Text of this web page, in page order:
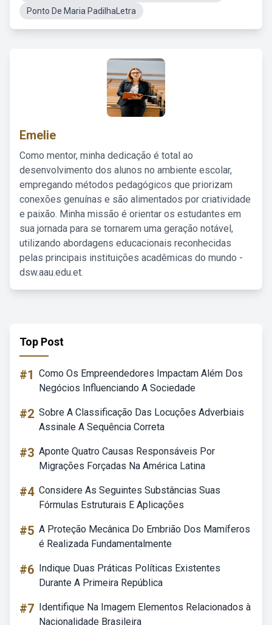
Ponto De Maria PadilhaLetra
Emelie
Como mentor, minha dedicação é total ao
desenvolvimento dos alunos no ambiente escolar,
empregando métodos pedagógicos que priorizam
conexões genuínas e são alimentados por criatividade
e paixão. Minha missão é orientar os estudantes em
sua jornada para se tornarem uma geração notável,
utilizando abordagens educacionais reconhecidas
pelas principais instituições acadêmicas do mundo -
dsw.aau.edu.et.
Top Post
#1 Como Os Empreendedores Impactam Além Dos
Negócios Influenciando A Sociedade
#2 Sobre A Classificação Das Locuções Adverbiais
Assinale A Sequência Correta
#3 Aponte Quatro Causas Responsáveis Por
Migrações Forçadas Na América Latina
#4 Considere As Seguintes Substâncias Suas
Fórmulas Estruturais E Aplicações
#5 A Proteção Mecânica Do Embrião Dos Mamíferos
é Realizada Fundamentalmente
#6 Indique Duas Práticas Políticas Existentes
Durante A Primeira República
#7 Identifique Na Imagem Elementos Relacionados à
Nacionalidade Brasileira